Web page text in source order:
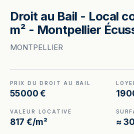
Droit au Bail - Local
m² - Montpellier
MONTPELLIER
PRIX DU DROIT AU BAIL
55 000 € 19
VALEUR LOCATIVE
817 €/m² ≈